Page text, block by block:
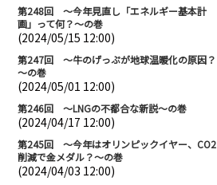
第248回 ～今年見直し「エネルギー基本計
画」って何？～の巻
(2024/05/15 12:00)
第247回 ～牛のげっぷが地球温暖化の原因？
～の巻
(2024/05/01 12:00)
第246回 ～LNGの不都合な新説～の巻
(2024/04/17 12:00)
第245回 ～今年はオリンピックイヤー、CO2
削減で金メダル？～の巻
(2024/04/03 12:00)